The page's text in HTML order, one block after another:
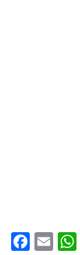
F E